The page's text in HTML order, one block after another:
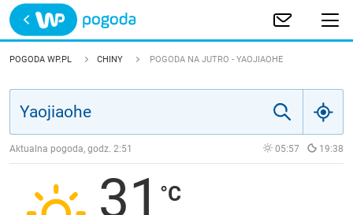
Trwa ładowanie
POLSKA
JAKOŚĆ POWIETRZA
POGODA WP.PL CHINY POGODA NA JUTRO - YAOJIAOHE
Aktualna pogoda, godz. 2:51 05:57 19:38
31